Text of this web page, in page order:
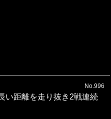
No.996
い距離を走り抜き2戦連続